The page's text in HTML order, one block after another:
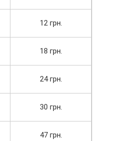
12 грн.
18 грн.
24 грн.
30 грн.
47 грн.